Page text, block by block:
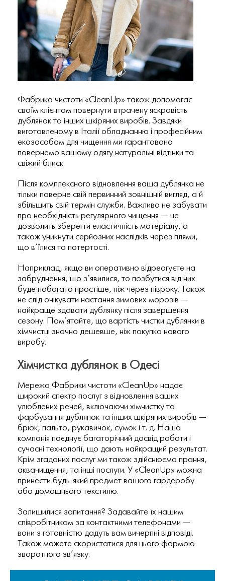
Фабрика чистоти «CleanUp» також допомагає
своїм клієнтам повернути втрачену яскравість
дублянок та інших шкіряних виробів. Завдяки
виготовленому в Італії обладнанню і професійним
екозасобам для чищення ми гарантовано
повернемо вашому одягу натуральні відтінки та
свіжий блиск.
Після комплексного відновлення ваша дублянка не
тільки поверне свій первинний зовнішній вигляд, а й
збільшить свій термін служби. Важливо не забувати
про необхідність регулярного чищення — це
дозволить зберегти еластичність матеріалу, а
також уникнути серйозних наслідків через плями,
що в’їлися та потертості.
Наприклад, якщо ви оперативно відреагуєте на
забруднення, що з’явилися, то позбутися від них
буде набагато простіше, ніж через півроку. Також
не слід очікувати настання зимових морозів —
найкраще здавати дублянку після завершення
сезону. Пам’ятайте, що вартість чистки дублянки в
хімчистці значно дешевше, ніж покупка нового
виробу.
Хімчистка дублянок в Одесі
Мережа Фабрики чистоти «CleanUp» надає
широкий спектр послуг з відновлення ваших
улюблених речей, включаючи хімчистку та
фарбування дублянок та інших шкіряних виробів —
брюк, пальто, рукавичок, сумок і т. д. Наша
компанія поєднує багаторічний досвід роботи і
сучасні технології, що дають найкращий результат.
Крім згаданих послуг ми також здійснюємо прання,
аквачищення, та інші послуги. У «CleanUp» можна
принести будь-який предмет вашого гардеробу
або домашнього текстилю.
Залишилися запитання? Задавайте їх нашим
співробітникам за контактними телефонами —
вони з готовністю дадуть вам вичерпні відповіді.
Також можете скористатися для цього формою
зворотного зв’язку.